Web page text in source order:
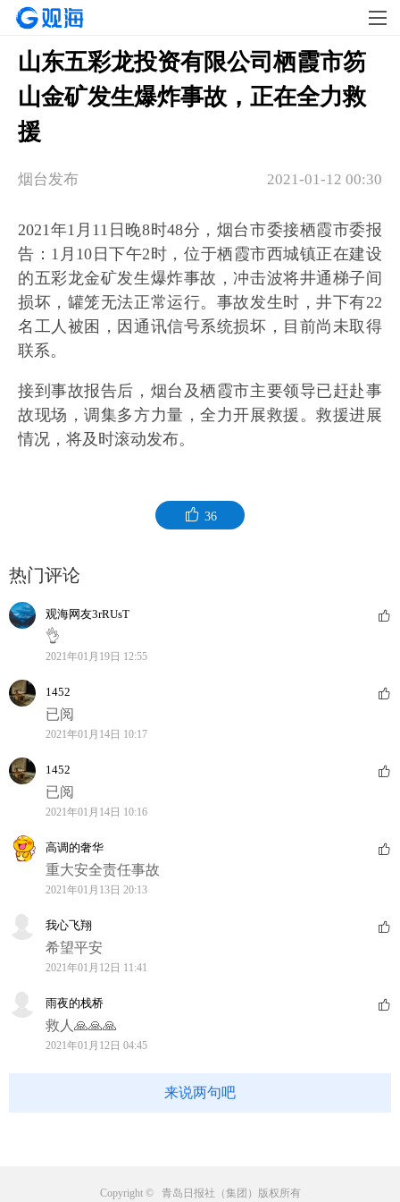
山东五彩龙投资有限公司栖霞市笏
山金矿发生爆炸事故，正在全力救
援
2021-01-12 00:30
烟台发布
2021年1月11日晚8时48分，烟台市委接栖霞市委报
告：1月10日下午2时，位于栖霞市西城镇正在建设
的五彩龙金矿发生爆炸事故，冲击波将井通梯子间
损坏，罐笼无法正常运行。事故发生时，井下有22
名工人被困，因通讯信号系统损坏，目前尚未取得
联系。
接到事故报告后，烟台及栖霞市主要领导已赶赴事
故现场，调集多方力量，全力开展救援。救援进展
情况，将及时滚动发布。
36
热门评论
观海网友3rRUsT
👌
2021年01月19日 12:55
1452
已阅
2021年01月14日 10:17
1452
已阅
2021年01月14日 10:16
高调的奢华
重大安全责任事故
2021年01月13日 20:13
我心飞翔
希望平安
2021年01月12日 11:41
雨夜的栈桥
救人🙏🙏🙏
2021年01月12日 04:45
来说两句吧
Copyright © 青岛日报社（集团）版权所有